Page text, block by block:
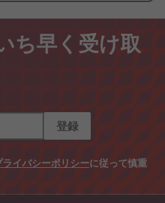
ち早く受け取
登録
ライバシーポリシーに従って慎重